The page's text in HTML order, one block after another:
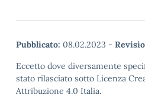
Pubblicato: 08.02.2023 -
Eccetto dove diversamente
stato rilasciato sotto Licenza
Attribuzione 4.0 Italia.